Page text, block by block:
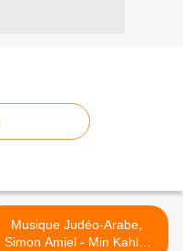
Musique Judéo-Arabe,
Simon Amiel - Min Kahlat